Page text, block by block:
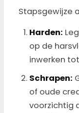
Stapsgewijze
Harden:
op de
inwerken
Schrapen:
of oude
voorzichtig